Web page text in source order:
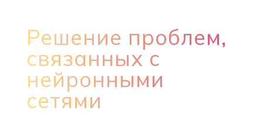
Решение проблем,
связанных с
нейронными
сетями